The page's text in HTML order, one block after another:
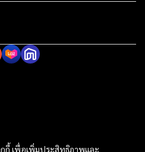
กี้ เพื่อเพิ่มประสิทธิภาพและ